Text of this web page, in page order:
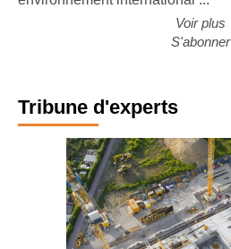
Voir plus
S'abonner
Tribune d'experts